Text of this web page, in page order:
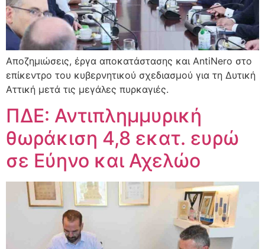
Αποζημιώσεις, έργα αποκατάστασης και AntiNero στο
επίκεντρο του κυβερνητικού σχεδιασμού για τη Δυτική
Αττική μετά τις μεγάλες πυρκαγιές.
ΠΔΕ: Αντιπλημμυρική
θωράκιση 4,8 εκατ. ευρώ
σε Εύηνο και Αχελώο